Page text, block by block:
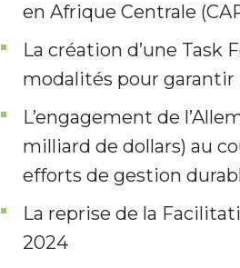
en Afrique Centrale
La création d’une Task
modalités pour
L’engagement de
milliard de dollars) au
efforts de gestion
La reprise de la
2024